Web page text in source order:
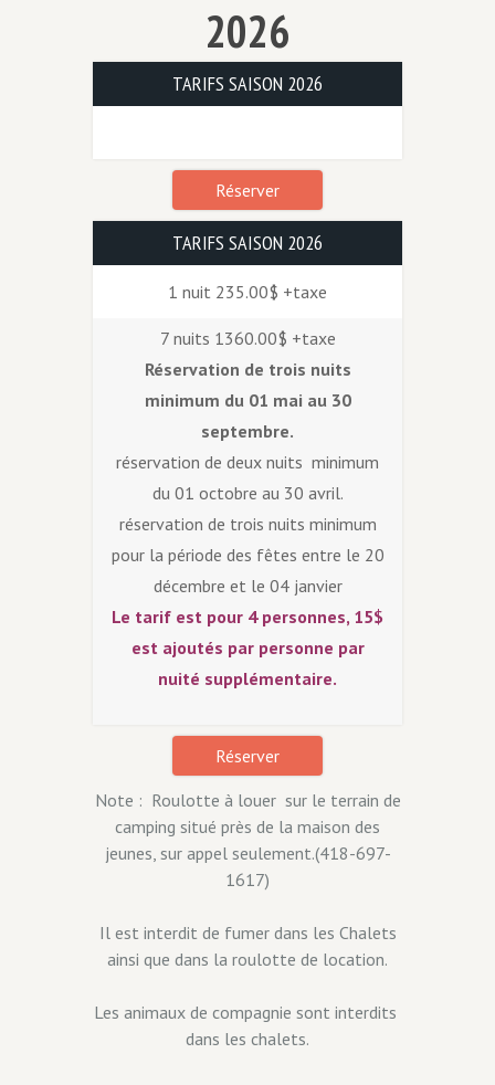
2026
TARIFS SAISON 2026
Réserver
TARIFS SAISON 2026
1 nuit 235.00$ +taxe
7 nuits 1360.00$ +taxe
Réservation de trois nuits
minimum du 01 mai au 30
septembre.
réservation de deux nuits minimum
du 01 octobre au 30 avril.
réservation de trois nuits minimum
pour la période des fêtes entre le 20
décembre et le 04 janvier
Le tarif est pour 4 personnes, 15$
est ajoutés par personne par
nuité supplémentaire.
Réserver
Note : Roulotte à louer sur le terrain de
camping situé près de la maison des
jeunes, sur appel seulement.(418-697-
1617)
Il est interdit de fumer dans les Chalets
ainsi que dans la roulotte de location.
Les animaux de compagnie sont interdits
dans les chalets.